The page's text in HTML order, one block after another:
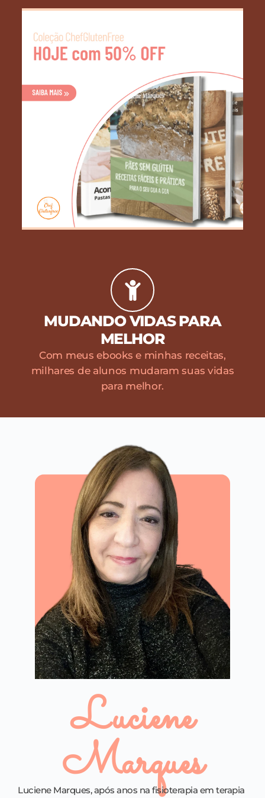
MUDANDO VIDAS PARA
MELHOR
Com meus ebooks e minhas receitas,
milhares de alunos mudaram suas vidas
para melhor.
Luciene
Marques
Luciene Marques, após anos na fisioterapia em terapia